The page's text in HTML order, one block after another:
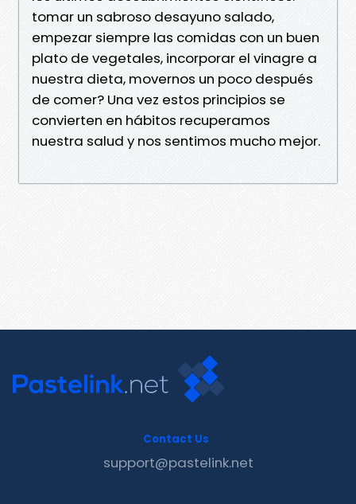
tomar un sabroso desayuno salado,
empezar siempre las comidas con un buen
plato de vegetales, incorporar el vinagre a
nuestra dieta, movernos un poco después
de comer? Una vez estos principios se
convierten en hábitos recuperamos
nuestra salud y nos sentimos mucho mejor.
Contact Us
support@pastelink.net